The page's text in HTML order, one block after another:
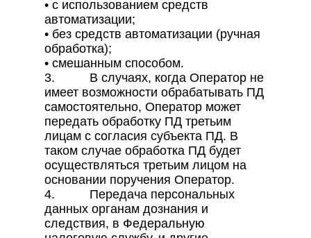
• с использованием средств
автоматизации;
• без средств автоматизации (ручная
обработка);
• смешанным способом.
3. В случаях, когда Оператор не
имеет возможности обрабатывать ПД
самостоятельно, Оператор может
передать обработку ПД третьим
лицам с согласия субъекта ПД. В
таком случае обработка ПД будет
осуществляться третьим лицом на
основании поручения Оператор.
4. Передача персональных
данных органам дознания и
следствия, в Федеральную